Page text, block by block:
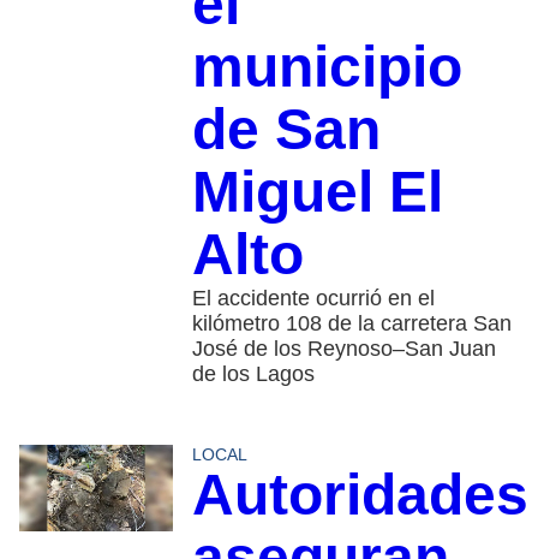
municipio
de San
Miguel El
Alto
El accidente ocurrió en el
kilómetro 108 de la carretera San
José de los Reynoso–San Juan
de los Lagos
LOCAL
Autoridades